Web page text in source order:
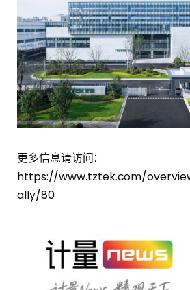
更多信息请访问：
https://www.tztek.com/
ally/80